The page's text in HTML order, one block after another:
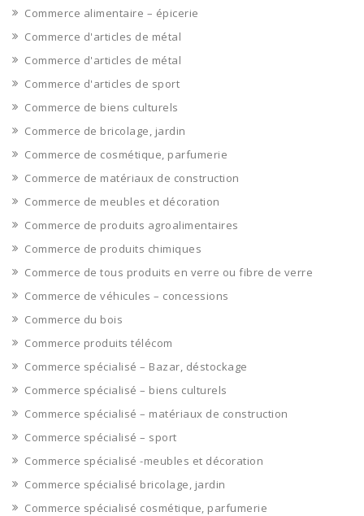
Commerce alimentaire – épicerie
Commerce d'articles de métal
Commerce d'articles de métal
Commerce d'articles de sport
Commerce de biens culturels
Commerce de bricolage, jardin
Commerce de cosmétique, parfumerie
Commerce de matériaux de construction
Commerce de meubles et décoration
Commerce de produits agroalimentaires
Commerce de produits chimiques
Commerce de tous produits en verre ou fibre de verre
Commerce de véhicules – concessions
Commerce du bois
Commerce produits télécom
Commerce spécialisé – Bazar, déstockage
Commerce spécialisé – biens culturels
Commerce spécialisé – matériaux de construction
Commerce spécialisé – sport
Commerce spécialisé -meubles et décoration
Commerce spécialisé bricolage, jardin
Commerce spécialisé cosmétique, parfumerie